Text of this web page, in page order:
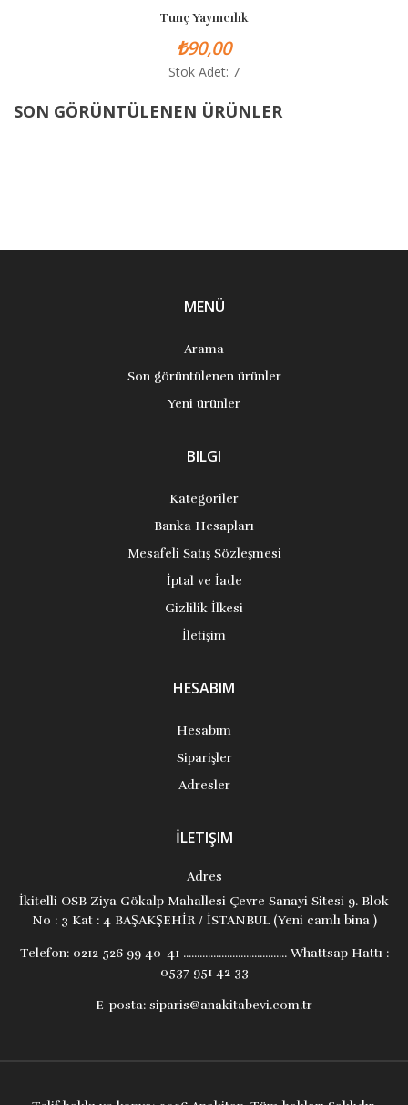
Tunç Yayıncılık
₺90,00
Stok Adet: 7
SON GÖRÜNTÜLENEN ÜRÜNLER
MENÜ
Arama
Son görüntülenen ürünler
Yeni ürünler
BILGI
Kategoriler
Banka Hesapları
Mesafeli Satış Sözleşmesi
İptal ve İade
Gizlilik İlkesi
İletişim
HESABIM
Hesabım
Siparişler
Adresler
İLETIŞIM
Adres
İkitelli OSB Ziya Gökalp Mahallesi Çevre Sanayi Sitesi 9. Blok
No : 3 Kat : 4 BAŞAKŞEHİR / İSTANBUL (Yeni camlı bina )
Telefon:0212 526 99 40-41 ...................................... Whattsap Hattı :
0537 951 42 33
E-posta: siparis@anakitabevi.com.tr